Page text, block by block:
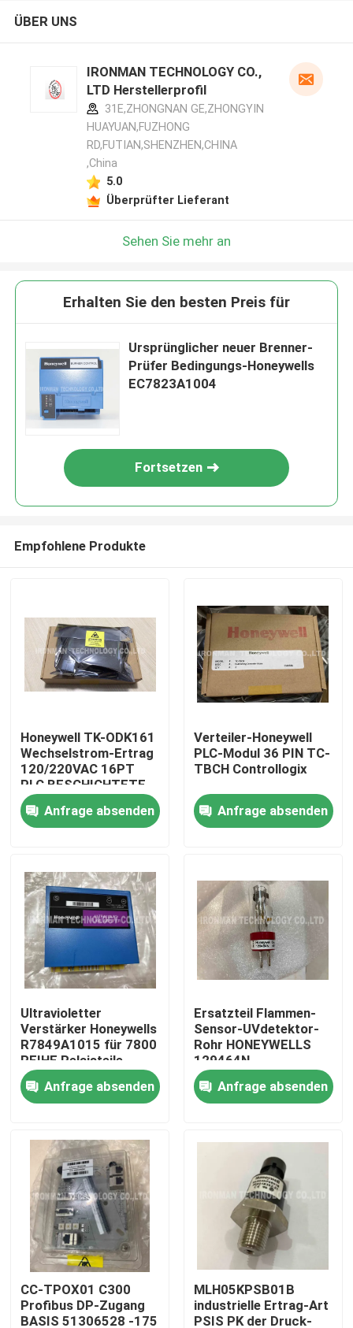
Haus
Produkte
Über uns
Fabrik-Ausflug
Qualitätskontrolle
Nachrichten
Fälle
Plc-Steuereinheit
Honeywell PLC-Modul
ÜBER UNS
IRONMAN TECHNOLOGY CO.,
LTD Herstellerprofil
31E,ZHONGNAN GE,ZHONGYIN
HUAYUAN,FUZHONG
RD,FUTIAN,SHENZHEN,CHINA
,China
5.0
Überprüfter Lieferant
Sehen Sie mehr an
Erhalten Sie den besten Preis für
Ursprünglicher neuer Brenner-
Prüfer Bedingungs-Honeywells
EC7823A1004
Fortsetzen
Empfohlene Produkte
Honeywell TK-ODK161
Wechselstrom-Ertrag
120/220VAC 16PT
PLC BESCHICHTETE
analoger Modul-I O
Anfrage absenden
Verteiler-Honeywell
PLC-Modul 36 PIN TC-
TBCH Controllogix
Anfrage absenden
Ultravioletter
Verstärker Honeywells
R7849A1015 für 7800
REIHE Relaisteile
Anfrage absenden
Ersatzteil Flammen-
Sensor-UVdetektor-
Rohr HONEYWELLS
129464N
Anfrage absenden
CC-TPOX01 C300
Profibus DP-Zugang
BASIS 51306528 -175
MLH05KPSB01B
industrielle Ertrag-Art
PSIS PK der Druck-